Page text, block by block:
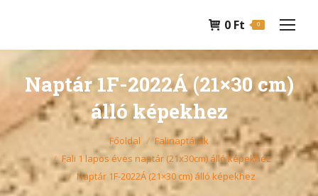
0 Ft 0
Naptár 1F-2022Á (21×30 cm)
álló képekhez
You are here: Főoldal
Falinaptárak
Fali 1 lapos éves naptár (21x30cm) álló képekhez
Naptár 1F-2022Á (21×30 cm) álló képekhez